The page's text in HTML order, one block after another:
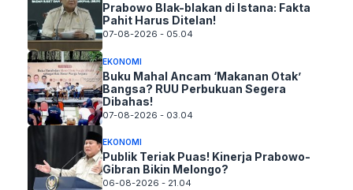
Prabowo Blak-blakan di Istana: Fakta
Pahit Harus Ditelan!
07-08-2026 - 05.04
EKONOMI
Buku Mahal Ancam ‘Makanan Otak’
Bangsa? RUU Perbukuan Segera
Dibahas!
07-08-2026 - 03.04
EKONOMI
Publik Teriak Puas! Kinerja Prabowo-
Gibran Bikin Melongo?
06-08-2026 - 21.04